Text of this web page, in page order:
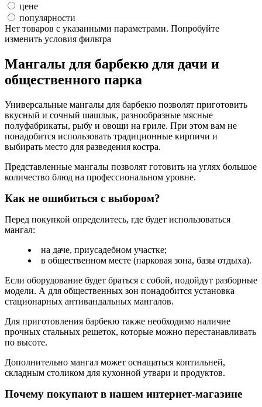
цене
популярности
Нет товаров с указанными параметрами. Попробуйте
изменить условия фильтра
Мангалы для барбекю для дачи и
общественного парка
Универсальные мангалы для барбекю позволят приготовить
вкусный и сочный шашлык, разнообразные мясные
полуфабрикаты, рыбу и овощи на гриле. При этом вам не
понадобится использовать традиционные кирпичи и
выбирать место для разведения костра.
Представленные мангалы позволят готовить на углях большое
количество блюд на профессиональном уровне.
Как не ошибиться с выбором?
Перед покупкой определитесь, где будет использоваться
мангал:
на даче, приусадебном участке;
в общественном месте (парковая зона, базы отдыха).
Если оборудование будет браться с собой, подойдут разборные
модели. А для общественных зон понадобится установка
стационарных антивандальных мангалов.
Для приготовления барбекю также необходимо наличие
прочных стальных решеток, которые можно перестанавливать
по высоте.
Дополнительно мангал может оснащаться коптильней,
складным столиком для кухонной утвари и продуктов.
Почему покупают в нашем интернет-магазине